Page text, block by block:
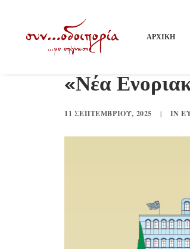
ΑΡΧΙΚΗ
«Νέα
11 ΣΕΠΤΕΜΒΡΊΟΥ, 2025 | IN